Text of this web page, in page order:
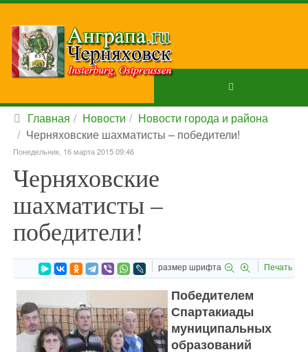
Главная Новости
Новости города и района
Черняховские шахматисты – победители!
Понедельник, 16 марта 2015 09:46
Черняховские
шахматисты –
победители!
размер шрифта Печать
Победителем
Спартакиады
муниципальных
образований